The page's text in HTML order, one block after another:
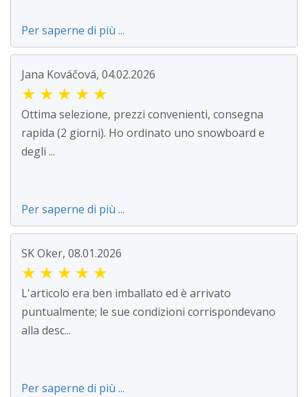
Per saperne di più ...
Jana Kováčová, 04.02.2026
★ ★ ★ ★ ★
Ottima selezione, prezzi convenienti, consegna
rapida (2 giorni). Ho ordinato uno snowboard e
degli ...
Per saperne di più ...
SK Oker, 08.01.2026
★ ★ ★ ★ ★
L'articolo era ben imballato ed è arrivato
puntualmente; le sue condizioni corrispondevano
alla desc...
Per saperne di più ...